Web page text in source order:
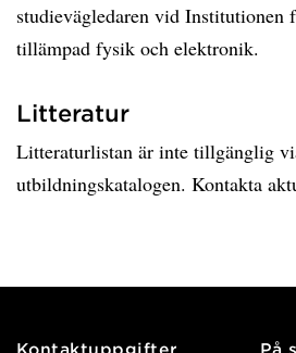
studievägledaren vid Institutionen
tillämpad fysik och elektronik.
Litteratur
Litteraturlistan är inte tillgänglig
utbildningskatalogen. Kontakta
Kontaktuppgifter
På